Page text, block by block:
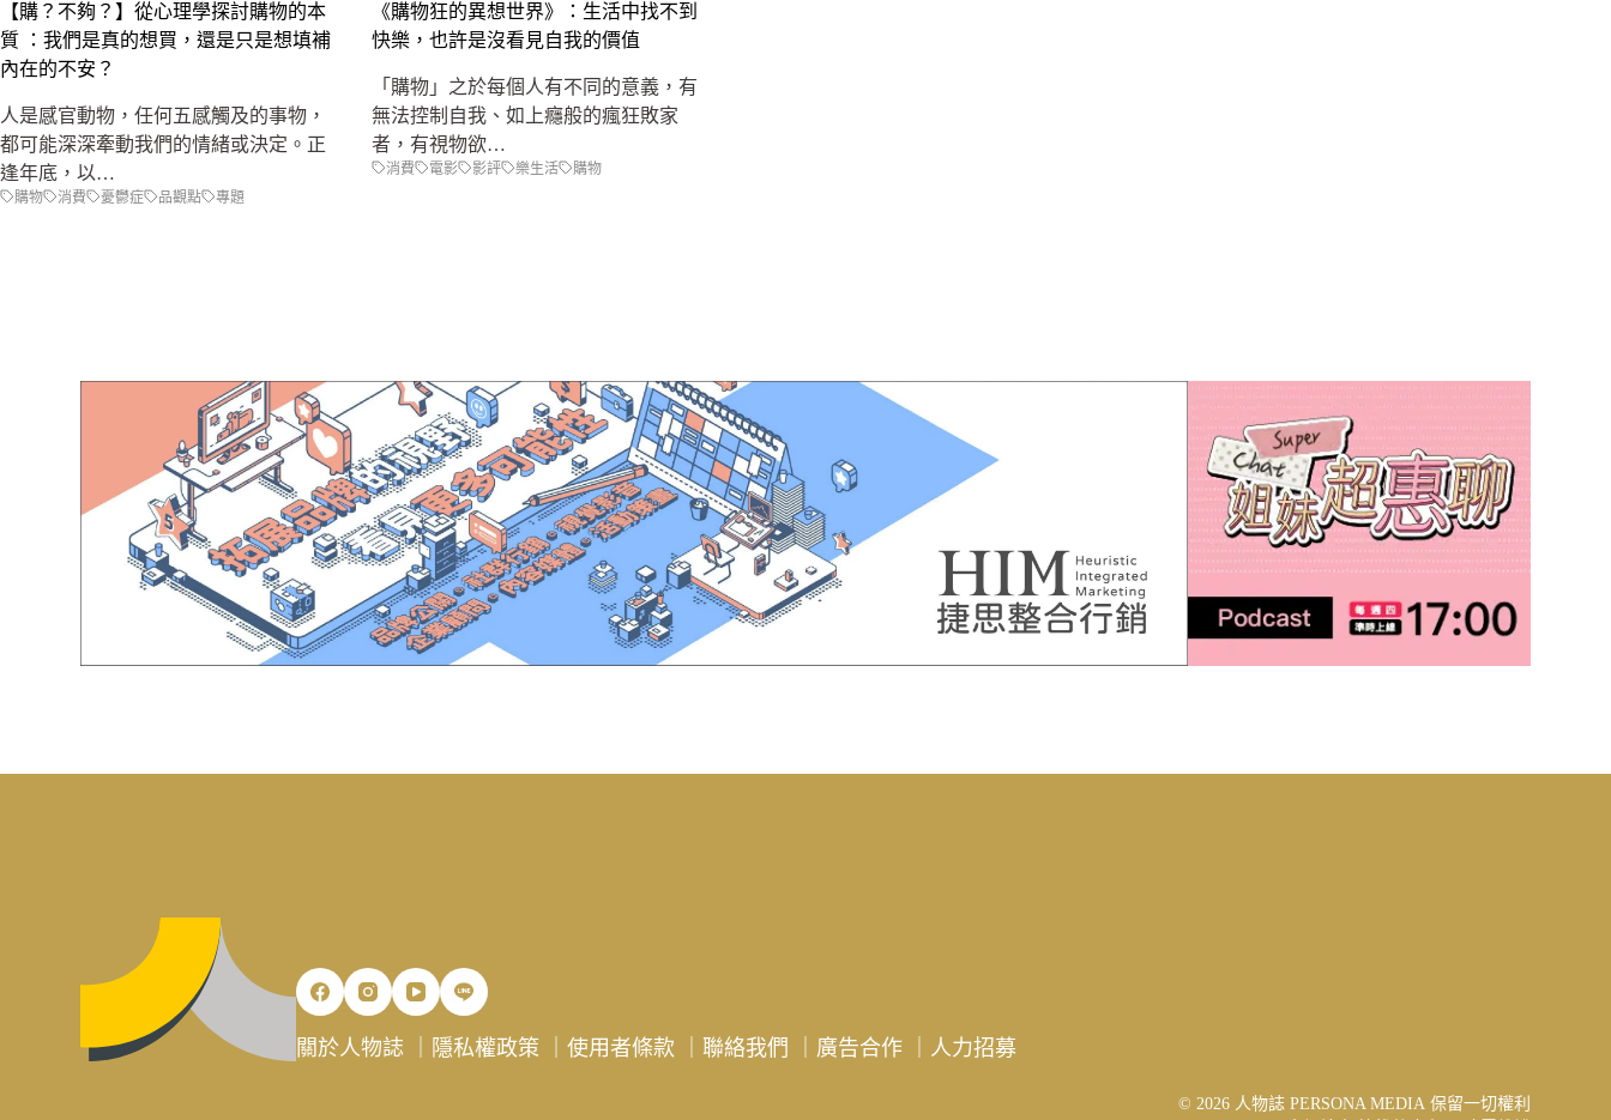
【購？不夠？】從心理學探討購物的本
質 ：我們是真的想買，還是只是想填補
內在的不安？
人是感官動物，任何五感觸及的事物，
都可能深深牽動我們的情緒或決定。正
逢年底，以…
購物 消費 憂鬱症 品觀點 專題
《購物狂的異想世界》：生活中找不到
快樂，也許是沒看見自我的價值
「購物」之於每個人有不同的意義，有
無法控制自我、如上癮般的瘋狂敗家
者，有視物欲…
消費 電影 影評 樂生活 購物
關於人物誌 隱私權政策 ｜使用者條款 ｜聯絡我們 廣告合作 人力招募
© 2026 人物誌 PERSONA MEDIA 保留一切權利